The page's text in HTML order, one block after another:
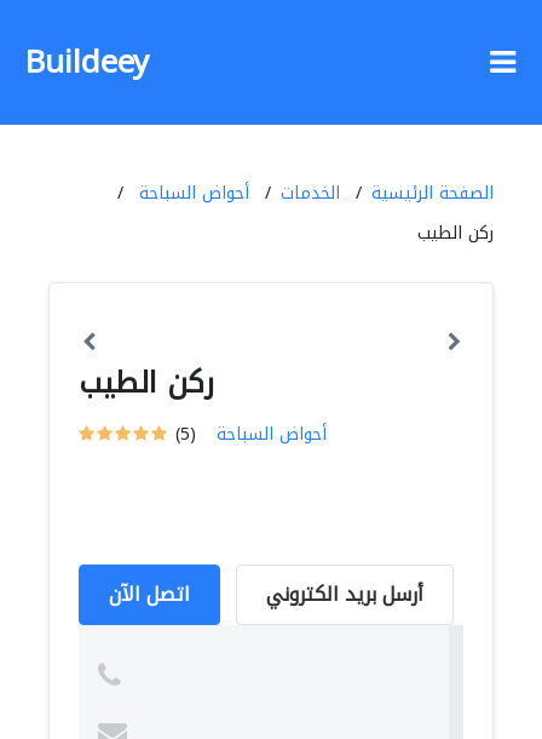
Buildeey
الصفحة الرئيسية الخدمات
أحواض السباحة
ركن الطيب
ركن الطيب
(5) أحواض السباحة
اتصل الآن أرسل بريد الكتروني